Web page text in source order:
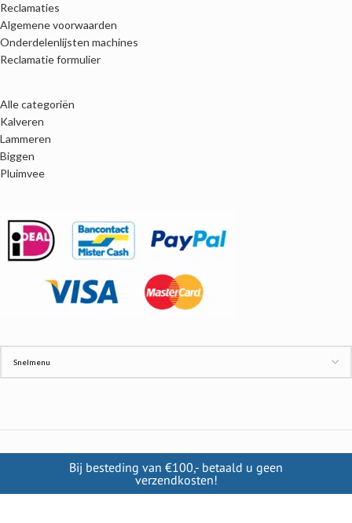
Reclamaties
Algemene voorwaarden
Onderdelenlijsten machines
Reclamatie formulier
Alle categoriën
Kalveren
Lammeren
Biggen
Pluimvee
INFORMATIE
Contact
Bij besteding van €100,- betaald u geen
verzendkosten!